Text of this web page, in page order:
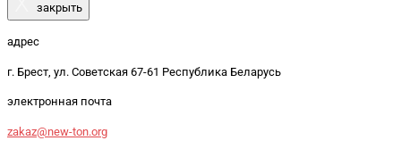
закрыть
адрес
г. Брест, ул. Советская 67-61 Республика Беларусь
электронная почта
zakaz@new-ton.org